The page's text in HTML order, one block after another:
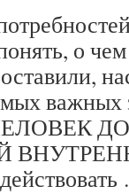
о
важных